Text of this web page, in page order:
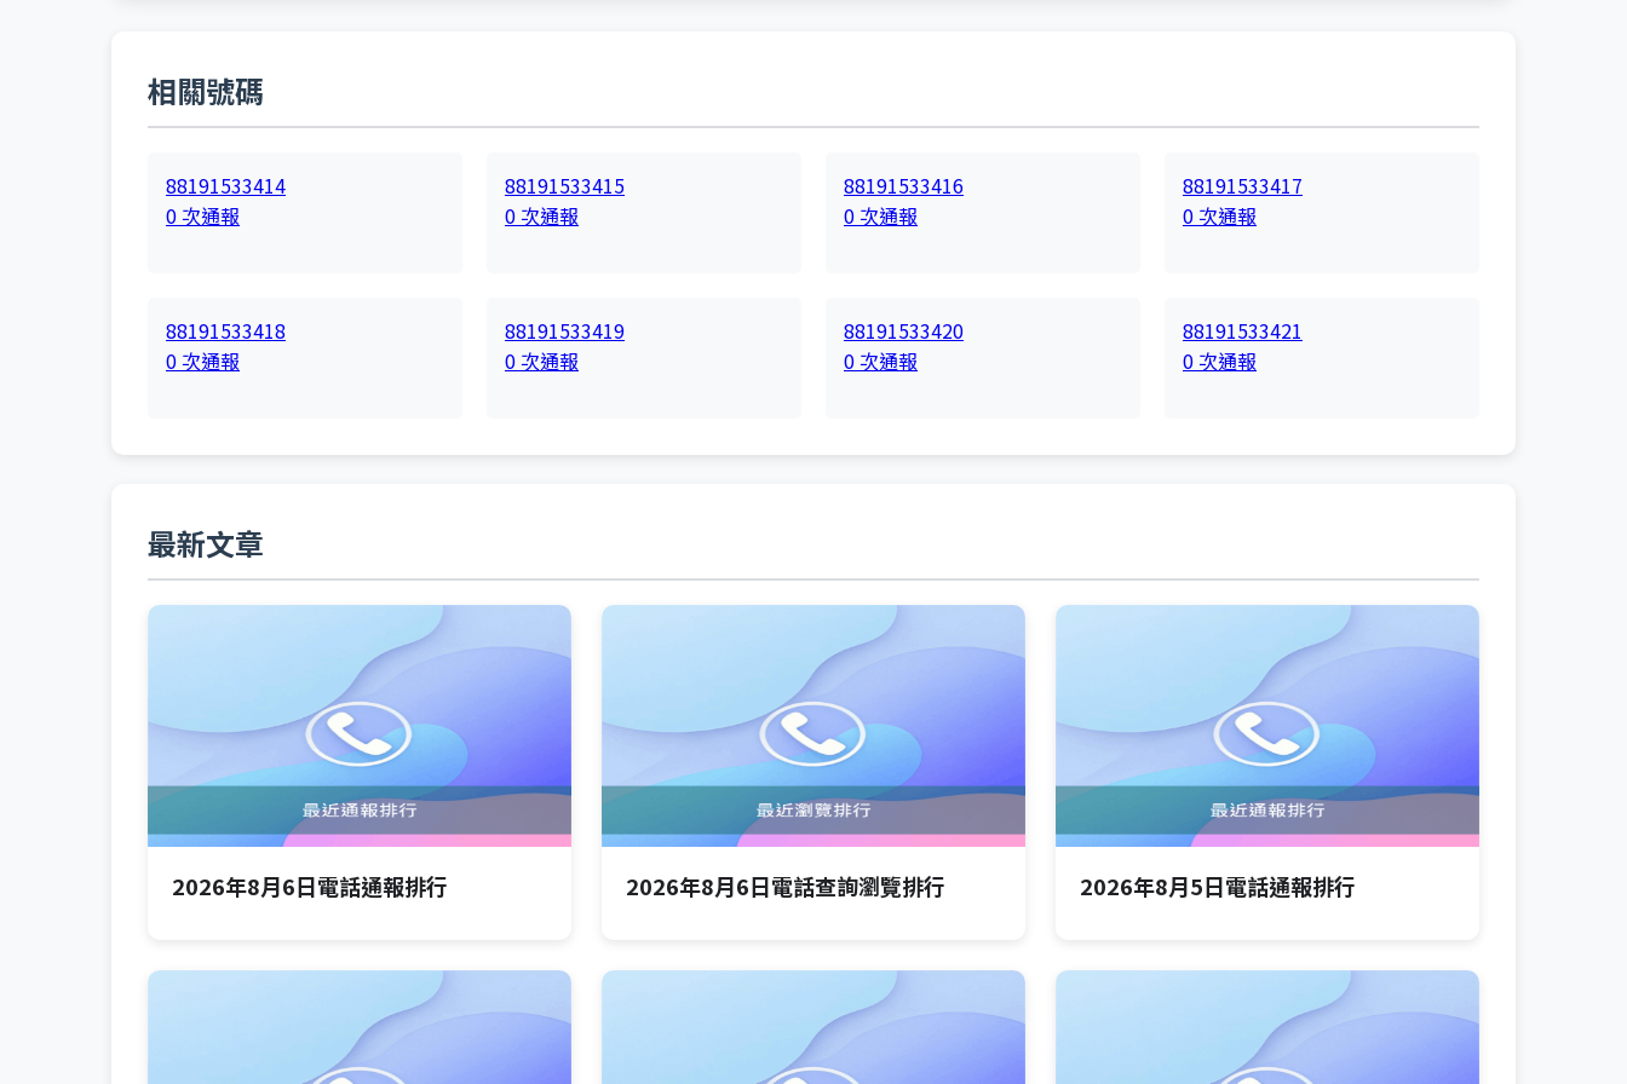
相關號碼
88191533414
0 次通報
88191533415
0 次通報
88191533416
0 次通報
88191533417
0 次通報
88191533418
0 次通報
88191533419
0 次通報
88191533420
0 次通報
88191533421
0 次通報
最新文章
2026年8月6日電話通報排行 2026年8月6日電話查詢瀏覽排行 2026年8月5日電話通報排行